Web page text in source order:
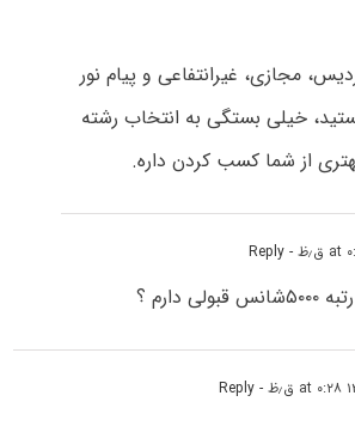
مجازی، غیرانتفاعی و پیام نور
خیلی بستگی به انتخاب رشته
از شما کسب کردن داره.
- Reply
؟
- Reply